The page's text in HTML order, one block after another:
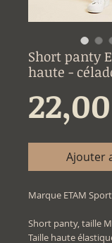
Short panty
haute -
Ajouter
Marque ETAM
Short panty, taille
Taille haute